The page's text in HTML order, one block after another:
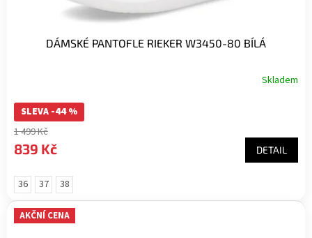
DÁMSKÉ PANTOFLE RIEKER W3450-80 BÍLÁ
Skladem
SLEVA -44 %
1 499 Kč
839 Kč DETAIL
36 37 38
AKČNÍ CENA